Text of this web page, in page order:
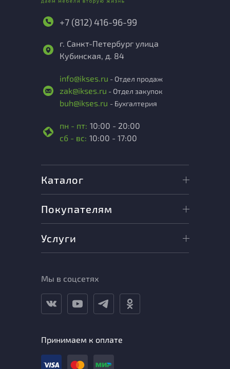
+7 (812) 416-96-99
г. Санкт-Петербург улица
Кубинская, д. 84
info@ikses.ru - Отдел продаж
zak@ikses.ru - Отдел закупок
buh@ikses.ru - Бухгалтерия
пн - пт: 10:00 - 20:00
сб - вс: 10:00 - 17:00
Каталог
Покупателям
Услуги
Мы в соцсетях
Принимаем к оплате